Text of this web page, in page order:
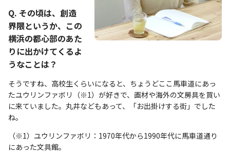
Q. その頃は、創造
界隈というか、この
横浜の都心部のあた
りに出かけてくるよ
うなことは？
そうですね、高校生くらいになると、ちょうどここ馬車道にあっ
たユウリンファボリ（※1）が好きで、画材や海外の文房具を買い
に来ていました。丸井などもあって、「お出掛けする街」でした
ね。
（※1）ユウリンファボリ：1970年代から1990年代に馬車道通り
にあった文具館。